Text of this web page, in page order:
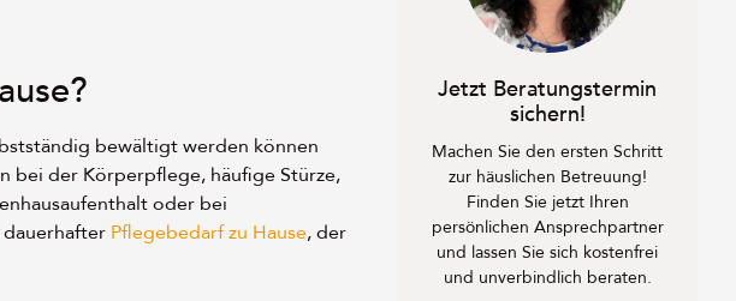
bewältigt werden können
bei der Körperpflege, häufige Stürze,
oder bei
Pflegebedarf zu Hause, der
Jetzt Beratungstermin
sichern!
Machen Sie den ersten Schritt
zur häuslichen Betreuung!
Finden Sie jetzt Ihren
persönlichen Ansprechpartner
und lassen Sie sich kostenfrei
und unverbindlich beraten.